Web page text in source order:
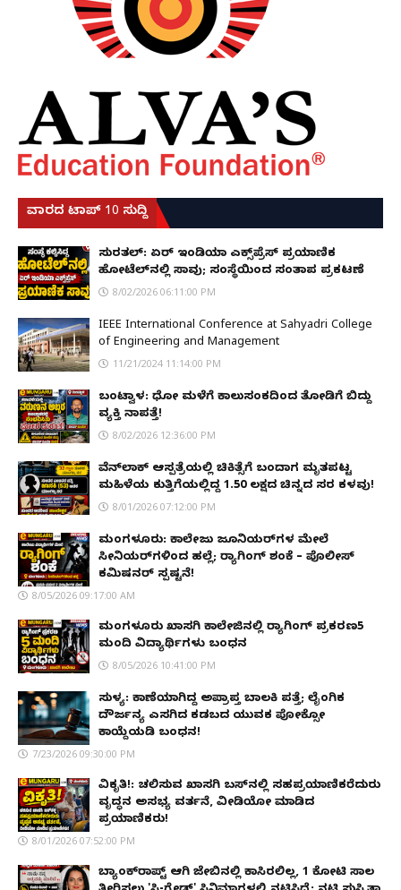
ವಾರದ ಟಾಪ್ 10 ಸುದ್ದಿ
ಸುರತ್ಕಲ್: ಏರ್ ಇಂಡಿಯಾ ಎಕ್ಸ್‌ಪ್ರೆಸ್ ಪ್ರಯಾಣಿಕ
ಹೋಟೆಲ್‌ನಲ್ಲಿ ಸಾವು; ಸಂಸ್ಥೆಯಿಂದ ಸಂತಾಪ ಪ್ರಕಟಣೆ
8/02/2026 06:11:00 PM
IEEE International Conference at Sahyadri College
of Engineering and Management
11/21/2024 11:14:00 PM
ಬಂಟ್ವಾಳ: ಧೋ ಮಳೆಗೆ ಕಾಲುಸಂಕದಿಂದ ತೋಡಿಗೆ ಬಿದ್ದು
ವ್ಯಕ್ತಿ ನಾಪತ್ತೆ!
8/02/2026 12:36:00 PM
ವೆನ್‌ಲಾಕ್ ಆಸ್ಪತ್ರೆಯಲ್ಲಿ ಚಿಕಿತ್ಸೆಗೆ ಬಂದಾಗ ಮೃತಪಟ್ಟ
ಮಹಿಳೆಯ ಕುತ್ತಿಗೆಯಲ್ಲಿದ್ದ ₹1.50 ಲಕ್ಷದ ಚಿನ್ನದ ಸರ ಕಳವು!
8/01/2026 07:12:00 PM
ಮಂಗಳೂರು: ಕಾಲೇಜು ಜೂನಿಯರ್‌ಗಳ ಮೇಲೆ
ಸೀನಿಯರ್‌ಗಳಿಂದ ಹಲ್ಲೆ; ರ‌್ಯಾಗಿಂಗ್ ಶಂಕೆ – ಪೊಲೀಸ್
ಕಮಿಷನರ್ ಸ್ಪಷ್ಟನೆ!
8/05/2026 09:17:00 AM
ಮಂಗಳೂರು ಖಾಸಗಿ ಕಾಲೇಜಿನಲ್ಲಿ ರ‌್ಯಾಗಿಂಗ್ ಪ್ರಕರಣ5
ಮಂದಿ ವಿದ್ಯಾರ್ಥಿಗಳು ಬಂಧನ
8/05/2026 10:41:00 PM
ಸುಳ್ಯ: ಕಾಣೆಯಾಗಿದ್ದ ಅಪ್ರಾಪ್ತ ಬಾಲಕಿ ಪತ್ತೆ; ಲೈಂಗಿಕ
ದೌರ್ಜನ್ಯ ಎಸಗಿದ ಕಡಬದ ಯುವಕ ಪೋಕ್ಸೋ
ಕಾಯ್ದೆಯಡಿ ಬಂಧನ!
7/23/2026 09:30:00 PM
ವಿಕೃತಿ!: ಚಲಿಸುವ ಖಾಸಗಿ ಬಸ್‌ನಲ್ಲಿ ಸಹಪ್ರಯಾಣಿಕರೆದುರು
ವೃದ್ಧನ ಅಸಭ್ಯ ವರ್ತನೆ, ವೀಡಿಯೋ ಮಾಡಿದ
ಪ್ರಯಾಣಿಕರು!
8/01/2026 07:52:00 PM
ಬ್ಯಾಂಕ್‌ರಾಪ್ಟ್‌ ಆಗಿ ಜೇಬಿನಲ್ಲಿ ಕಾಸಿರಲಿಲ್ಲ, ₹1 ಕೋಟಿ ಸಾಲ